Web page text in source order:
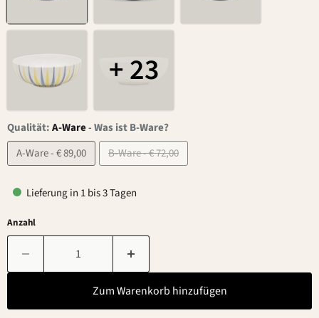
+ 23
Qualität:A-Ware-Was ist B-Ware?
A-Ware - € 89,00
B-Ware - € 72,00
Lieferung in 1 bis 3 Tagen
Anzahl
Zum Warenkorb hinzufügen